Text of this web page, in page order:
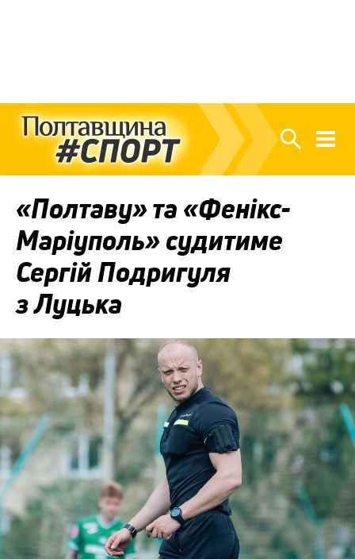
«Полтаву» та «Фенікс-
Маріуполь» судитиме
Сергій Подригуля
з Луцька